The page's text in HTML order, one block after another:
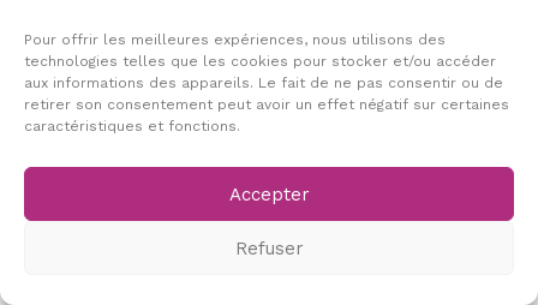
Pour offrir les meilleures expériences, nous utilisons des
technologies telles que les cookies pour stocker et/ou accéder
aux informations des appareils. Le fait de ne pas consentir ou de
retirer son consentement peut avoir un effet négatif sur certaines
caractéristiques et fonctions.
Accepter
Refuser